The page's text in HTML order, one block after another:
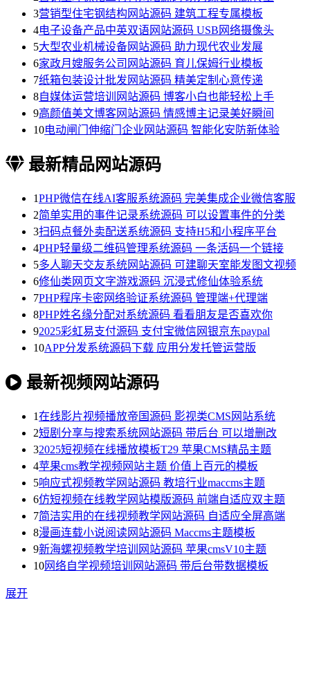
3营销型住宅钢结构网站源码 建筑工程专属模板
4电子设备产品中英双语网站源码 USB网络摄像头
5大型农业机械设备网站源码 助力现代农业发展
6家政月嫂服务公司网站源码 育儿保姆行业模板
7纸箱包装设计批发网站源码 精美定制心意传递
8自媒体运营培训网站源码 博客小白也能轻松上手
9高颜值美文博客网站源码 情感博主记录美好瞬间
10电动闸门伸缩门企业网站源码 智能化安防新体验
最新精品网站源码
1PHP微信在线AI客服系统源码 完美集成企业微信客服
2简单实用的事件记录系统源码 可以设置事件的分类
3扫码点餐外卖配送系统源码 支持H5和小程序平台
4PHP轻量级二维码管理系统源码 一条活码一个链接
5多人聊天交友系统网站源码 可建聊天室能发图文视频
6修仙类网页文字游戏源码 沉浸式修仙体验系统
7PHP程序卡密网络验证系统源码 管理端+代理端
8PHP姓名缘分配对系统源码 看看朋友是否喜欢你
92025彩虹易支付源码 支付宝微信网银京东paypal
10APP分发系统源码下载 应用分发托管运营版
最新视频网站源码
1在线影片视频播放帝国源码 影视类CMS网站系统
2短剧分享与搜索系统网站源码 带后台 可以增删改
32025短视频在线播放模板T29 苹果CMS精品主题
4苹果cms教学视频网站主题 价值上百元的模板
5响应式视频教学网站源码 教培行业maccms主题
6仿短视频在线教学网站模版源码 前端自适应双主题
7简洁实用的在线视频教学网站源码 自适应全屏高端
8漫画连载小说阅读网站源码 Maccms主题模板
9新海螺视频教学培训网站源码 苹果cmsV10主题
10网络自学视频培训网站源码 带后台带数据模板
展开